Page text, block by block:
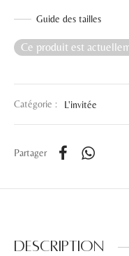
Guide des tailles
Ce produit est
Catégorie : L'invitée
Partager
Description